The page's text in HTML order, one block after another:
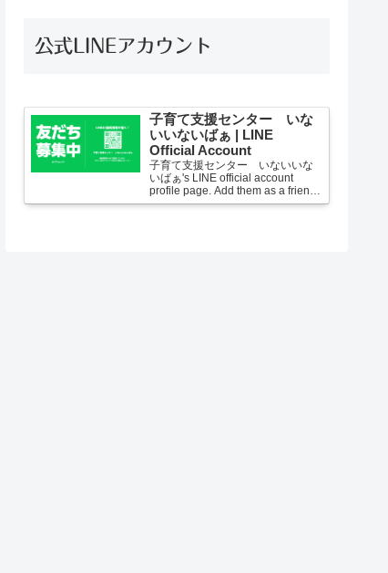
公式LINEアカウント
子育て支援センター いな
いいないばぁ | LINE
Official Account
子育て支援センター いないいな
いばぁ's LINE official account
profile page. Add them as a friend
for the latest news.